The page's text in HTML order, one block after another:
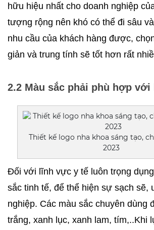
hữu hiệu nhất cho doanh nghiệp
tượng rộng nên khó có thể đi sâu
nhu cầu của khách hàng được,
giản và trung tính sẽ tốt hơn rất
2.2 Màu sắc phải phù hợp
Thiết kế logo nha khoa sáng tạo,
2023
Đối với lĩnh vực y tế luôn trọng
sắc tinh tế, để thể hiện sự sạch sẽ,
nghiệp. Các màu sắc chuyên dùng
trắng, xanh lục, xanh lam, tím,..Khi